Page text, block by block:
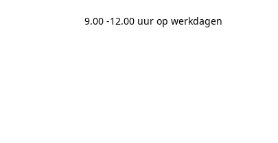
9.00 -12.00 uur op werkdagen